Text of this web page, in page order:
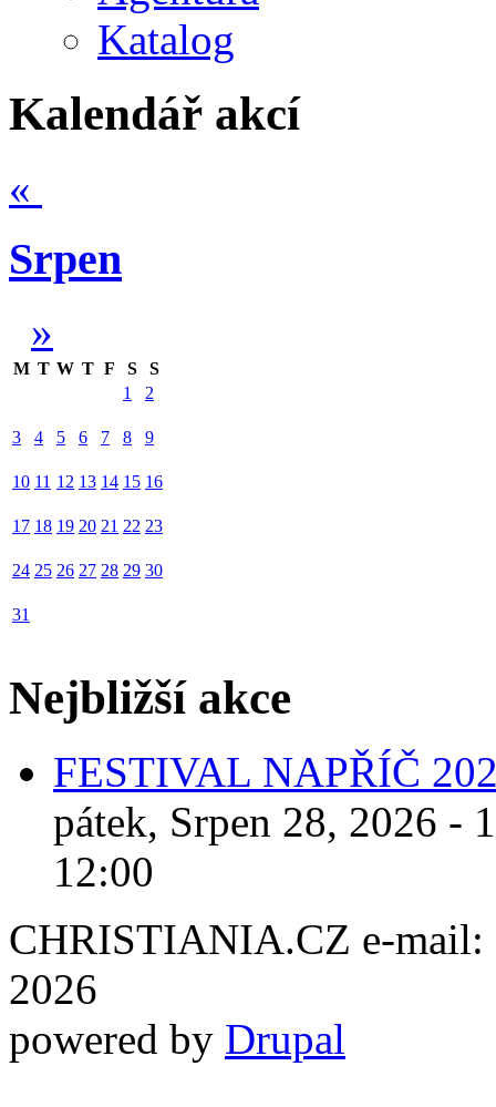
Katalog
Kalendář akcí
«
Srpen
»
M T W T F S
S
1
2
3 4 5 6 7 8 9
10 11 12 13 14 15 16
17 18 19 20 21 22 23
24 25 26 27 28 29 30
31
Nejbližší akce
FESTIVAL NAPŘÍČ
pátek, Srpen 28, 2026 -
12:00
CHRISTIANIA.CZ e-mail:
2026
powered by Drupal